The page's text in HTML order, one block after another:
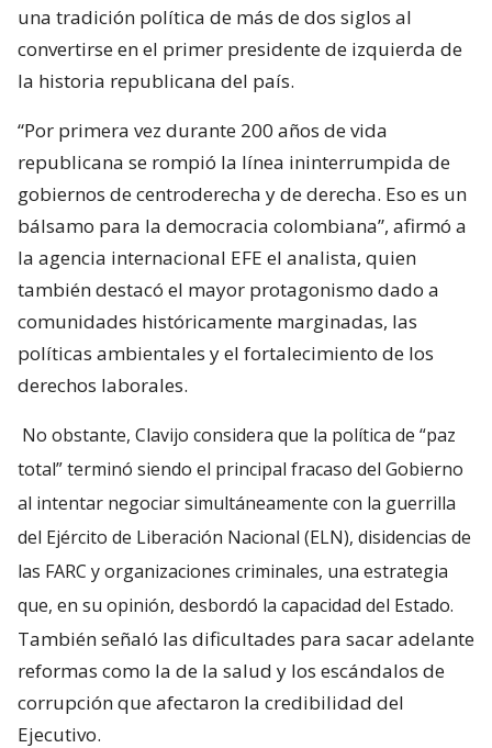
una tradición política de más de dos siglos al
convertirse en el primer presidente de izquierda de
la historia republicana del país.
“Por primera vez durante 200 años de vida
republicana se rompió la línea ininterrumpida de
gobiernos de centroderecha y de derecha. Eso es un
bálsamo para la democracia colombiana”, afirmó a
la agencia internacional EFE el analista, quien
también destacó el mayor protagonismo dado a
comunidades históricamente marginadas, las
políticas ambientales y el fortalecimiento de los
derechos laborales.
No obstante, Clavijo considera que la política de “paz
total” terminó siendo el principal fracaso del Gobierno
al intentar negociar simultáneamente con la guerrilla
del Ejército de Liberación Nacional (ELN), disidencias de
las FARC y organizaciones criminales, una estrategia
que, en su opinión, desbordó la capacidad del Estado.
También señaló las dificultades para sacar adelante
reformas como la de la salud y los escándalos de
corrupción que afectaron la credibilidad del
Ejecutivo.